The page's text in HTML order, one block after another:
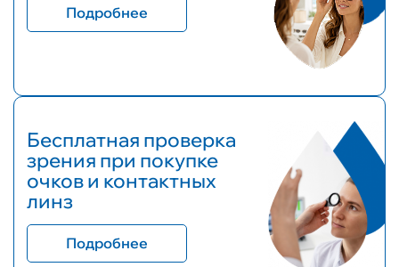
Подробнее
Бесплатная проверка
зрения при покупке
очков и контактных
линз
Подробнее